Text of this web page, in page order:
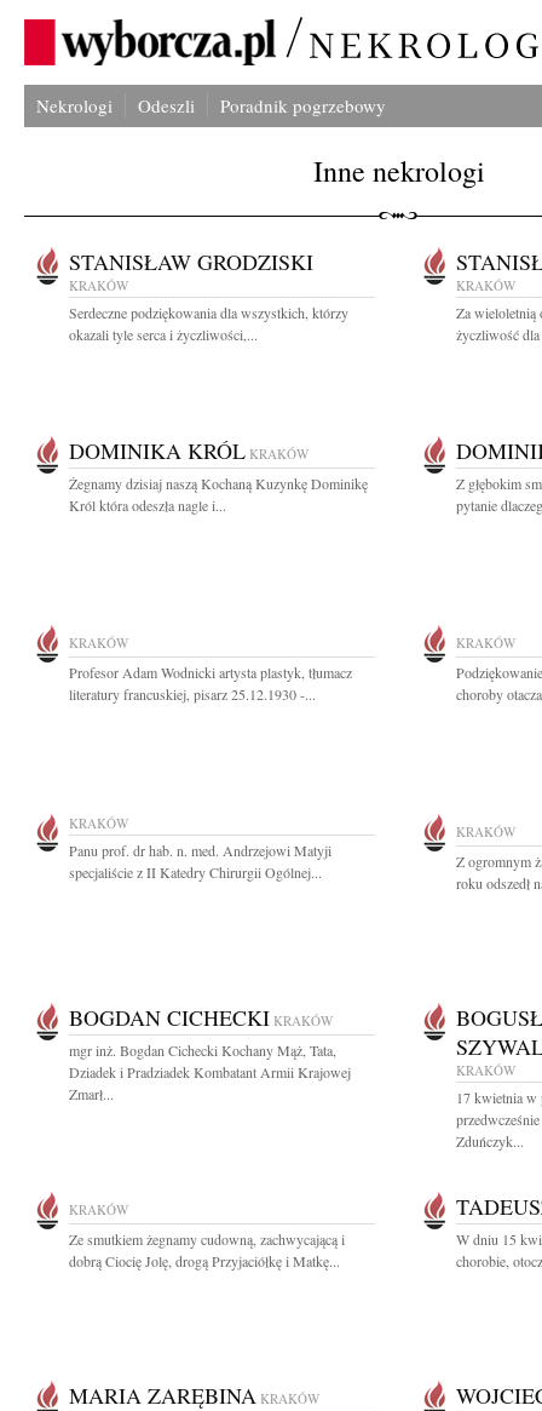
Nekrologi Odeszli Poradnik pogrzebowy
Inne nekrologi
STANISŁAW GRODZISKI
KRAKÓW
Serdeczne podziękowania dla wszystkich, którzy
okazali tyle serca i życzliwości,...
KRAKÓW
Za wieloletnią
życzliwość
DOMINIKA KRÓL KRAKÓW
Żegnamy dzisiaj naszą Kochaną Kuzynkę Dominikę
Król która odeszła nagle i...
Z głębokim
pytanie
KRAKÓW
Profesor Adam Wodnicki artysta plastyk, tłumacz
literatury francuskiej, pisarz 25.12.1930 -...
KRAKÓW
choroby
KRAKÓW
Panu prof. dr hab. n. med. Andrzejowi Matyji
specjaliście z II Katedry Chirurgii Ogólnej...
KRAKÓW
Z ogromnym
roku odszedł
BOGDAN CICHECKI KRAKÓW
mgr inż. Bogdan Cichecki Kochany Mąż, Tata,
Dziadek i Pradziadek Kombatant Armii Krajowej
Zmarł...
KRAKÓW
17 kwietnia w
Zduńczyk...
KRAKÓW
Ze smutkiem żegnamy cudowną, zachwycającą i
dobrą Ciocię Jolę, drogą Przyjaciółkę i Matkę...
W dniu 15
chorobie,
MARIA ZARĘBINA KRAKÓW